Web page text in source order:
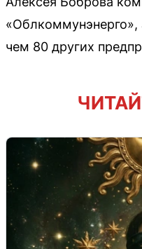
чем 80 других